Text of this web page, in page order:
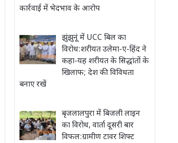
कार्रवाई में भेदभाव के आरोप
झुंझुनूं में UCC बिल का
विरोध:शरीयत उलेमा-ए-हिंद ने
कहा-यह शरीयत के सिद्धांतों के
खिलाफ; देश की विविधता
बनाए रखें
बृजलालपुरा में बिजली लाइन
का विरोध, वार्ता दूसरी बार
विफल:ग्रामीण टावर शिफ्ट